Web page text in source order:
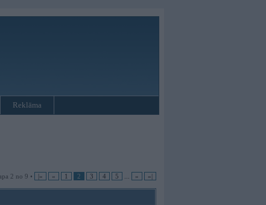
Reklāma
2 no 9 • |« « 1 2 3 4 5 » »|